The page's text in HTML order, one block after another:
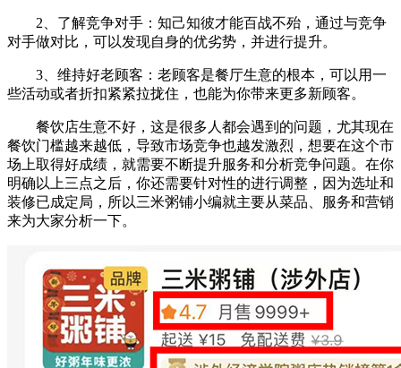
2、了解竞争对手：知己知彼才能百战不殆，通过与竞争
对手做对比，可以发现自身的优劣势，并进行提升。
3、维持好老顾客：老顾客是餐厅生意的根本，可以用一
些活动或者折扣紧紧拉拢住，也能为你带来更多新顾客。
餐饮店生意不好，这是很多人都会遇到的问题，尤其现在
餐饮门槛越来越低，导致市场竞争也越发激烈，想要在这个市
场上取得好成绩，就需要不断提升服务和分析竞争问题。在你
明确以上三点之后，你还需要针对性的进行调整，因为选址和
装修已成定局，所以三米粥铺小编就主要从菜品、服务和营销
来为大家分析一下。